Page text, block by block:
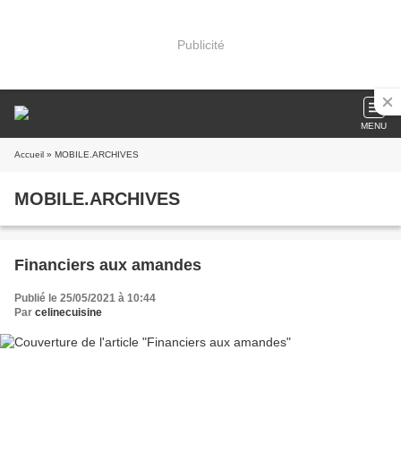
Publicité
MENU
Accueil » MOBILE.ARCHIVES
MOBILE.ARCHIVES
Financiers aux amandes
Publié le 25/05/2021 à 10:44
Par celinecuisine